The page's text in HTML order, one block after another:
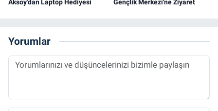
Aksoy'dan Laptop Hediyesi
Gençlik Merkezi'ne Ziyaret
Yorumlar